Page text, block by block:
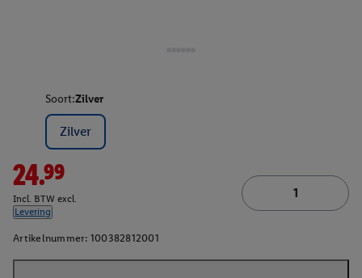
Soort:Zilver
Zilver
24.99
Incl. BTW excl.
Levering
Artikelnummer: 100382812001